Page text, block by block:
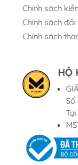
Chính sách
Chính sách đổi
Chính sách
HỘ
Số